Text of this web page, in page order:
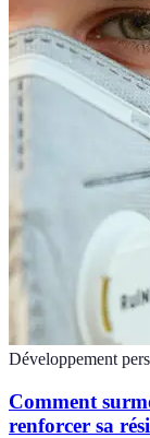
Développement
Comment
renforcer sa